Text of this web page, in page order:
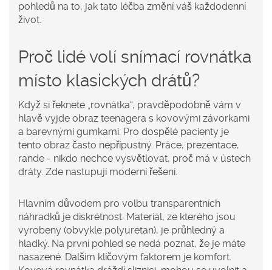
pohledů na to, jak tato léčba změní váš každodenní
život.
Proč lidé volí snímací rovnátka
místo klasických drátů?
Když si řeknete „rovnátka“, pravděpodobně vám v
hlavě vyjde obraz teenagera s kovovými závorkami
a barevnými gumkami. Pro dospělé pacienty je
tento obraz často nepřípustný. Práce, prezentace,
rande - nikdo nechce vysvětlovat, proč má v ústech
dráty. Zde nastupují moderní řešení.
Hlavním důvodem pro volbu transparentních
náhradků je diskrétnost. Materiál, ze kterého jsou
vyrobeny (obvykle polyuretan), je průhledný a
hladký. Na první pohled se nedá poznat, že je máte
nasazené. Dalším klíčovým faktorem je komfort.